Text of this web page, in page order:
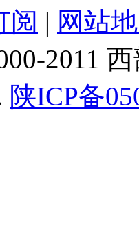
阅 | 网站
2011
陕ICP备